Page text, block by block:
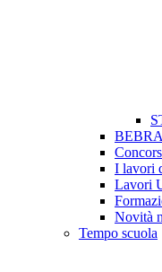
I lavori
Lavori
Novità
Tempo scuola